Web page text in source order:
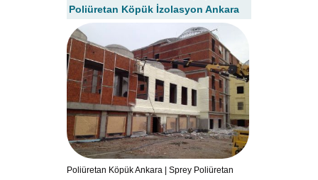
Poliüretan Köpük İzolasyon Ankara
Poliüretan Köpük Ankara | Sprey Poliüretan